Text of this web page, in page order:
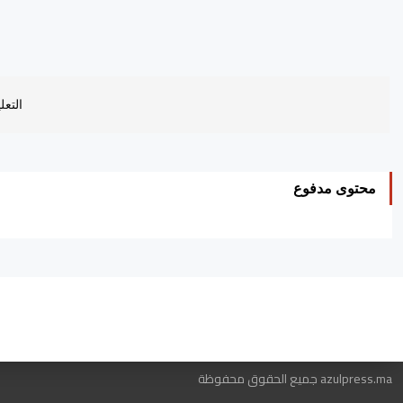
محتوى مدفوع
azulpress.ma جميع الحقوق محفوظة